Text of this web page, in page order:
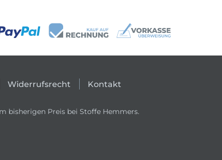
Widerrufsrecht Kontakt
bisherigen Preis bei Stoffe Hemmers.